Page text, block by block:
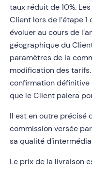
taux réduit de 10%.
Client lors de l’étape
évoluer au cours de
géographique du
paramètres de la
modification des
confirmation
que le Client paiera
Il est en outre précisé
commission versée
sa qualité
Le prix de la livraison